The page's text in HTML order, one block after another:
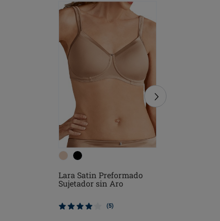
Lara Satin Preformado
Sujetador sin Aro
(5)